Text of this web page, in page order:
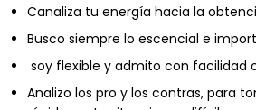
Canaliza tu energía hacia la
Busco siempre lo escencial e
soy flexible y admito con facilidad
Analizo los pro y los contras, para